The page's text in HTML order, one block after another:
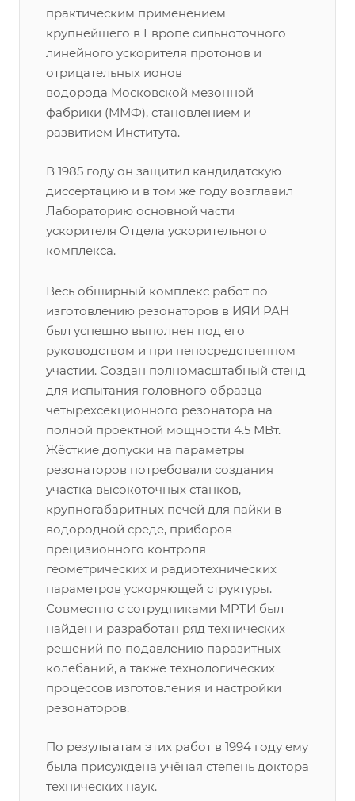
практическим применением
крупнейшего в Европе сильноточного
линейного ускорителя протонов и
отрицательных ионов
водорода Московской мезонной
фабрики (ММФ), становлением и
развитием Института.
В 1985 году он защитил кандидатскую
диссертацию и в том же году возглавил
Лабораторию основной части
ускорителя Отдела ускорительного
комплекса.
Весь обширный комплекс работ по
изготовлению резонаторов в ИЯИ РАН
был успешно выполнен под его
руководством и при непосредственном
участии. Создан полномасштабный стенд
для испытания головного образца
четырёхсекционного резонатора на
полной проектной мощности 4.5 МВт.
Жёсткие допуски на параметры
резонаторов потребовали создания
участка высокоточных станков,
крупногабаритных печей для пайки в
водородной среде, приборов
прецизионного контроля
геометрических и радиотехнических
параметров ускоряющей структуры.
Совместно с сотрудниками МРТИ был
найден и разработан ряд технических
решений по подавлению паразитных
колебаний, а также технологических
процессов изготовления и настройки
резонаторов.
По результатам этих работ в 1994 году ему
была присуждена учёная степень доктора
технических наук.